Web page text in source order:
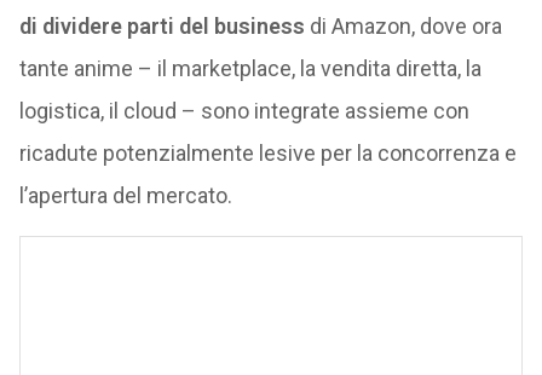
di dividere parti del business di Amazon, dove ora
tante anime – il marketplace, la vendita diretta, la
logistica, il cloud – sono integrate assieme con
ricadute potenzialmente lesive per la concorrenza e
l’apertura del mercato.